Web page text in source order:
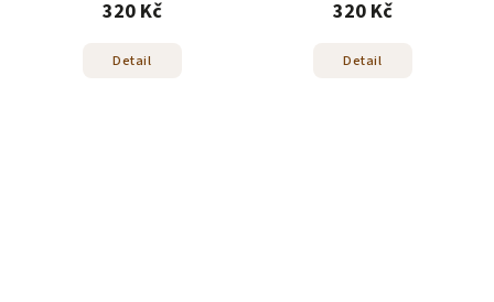
320 Kč
Detail
320 Kč
Detail